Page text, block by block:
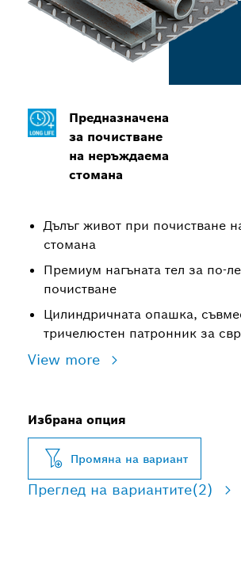
Предназначена
за почистване
на неръждаема
стомана
Дълъг живот при почистване
стомана
Премиум нагъната тел за по-
почистване
Цилиндричната опашка,
тричелюстен патронник за
View more
Избрана опция
Промяна на вариант
Преглед на вариантите(2)